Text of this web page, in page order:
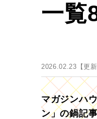
一覧
2026.02.23【更新
マガジンハ
ン」の鍋記